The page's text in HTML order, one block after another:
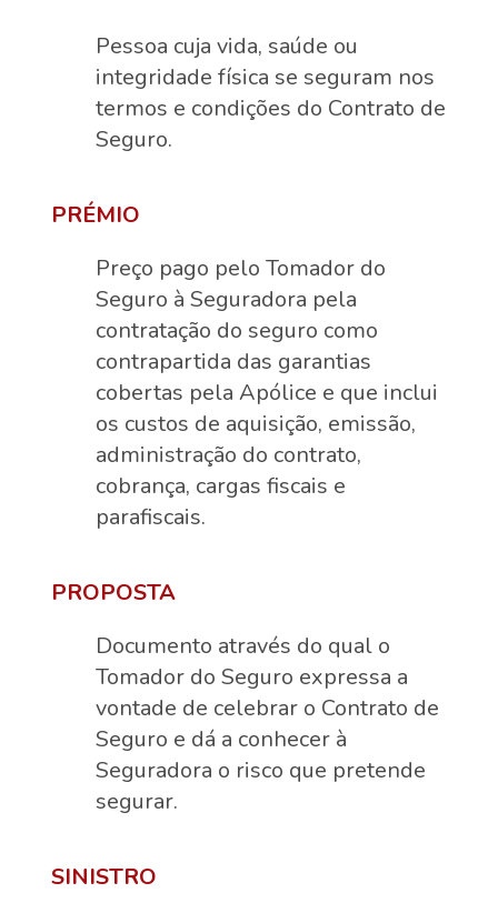
Pessoa cuja vida, saúde ou
integridade física se seguram nos
termos e condições do Contrato de
Seguro.
PRÉMIO
Preço pago pelo Tomador do
Seguro à Seguradora pela
contratação do seguro como
contrapartida das garantias
cobertas pela Apólice e que inclui
os custos de aquisição, emissão,
administração do contrato,
cobrança, cargas fiscais e
parafiscais.
PROPOSTA
Documento através do qual o
Tomador do Seguro expressa a
vontade de celebrar o Contrato de
Seguro e dá a conhecer à
Seguradora o risco que pretende
segurar.
SINISTRO